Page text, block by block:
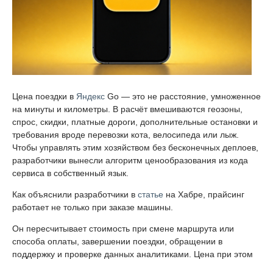
Цена поездки в Яндекс Go — это не расстояние, умноженное
на минуты и километры. В расчёт вмешиваются геозоны,
спрос, скидки, платные дороги, дополнительные остановки и
требования вроде перевозки кота, велосипеда или лыж.
Чтобы управлять этим хозяйством без бесконечных деплоев,
разработчики вынесли алгоритм ценообразования из кода
сервиса в собственный язык.
Как объяснили разработчики в статье на Хабре, прайсинг
работает не только при заказе машины.
Он пересчитывает стоимость при смене маршрута или
способа оплаты, завершении поездки, обращении в
поддержку и проверке данных аналитиками. Цена при этом